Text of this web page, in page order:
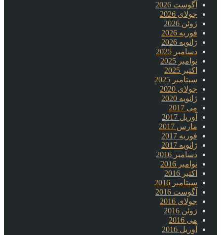
آگوست 2026
جولای 2026
ژوئن 2026
فوریه 2026
ژانویه 2026
دسامبر 2025
نوامبر 2025
اکتبر 2025
سپتامبر 2025
جولای 2020
ژانویه 2020
می 2017
آوریل 2017
مارس 2017
فوریه 2017
ژانویه 2017
دسامبر 2016
نوامبر 2016
اکتبر 2016
سپتامبر 2016
آگوست 2016
جولای 2016
ژوئن 2016
می 2016
آوریل 2016